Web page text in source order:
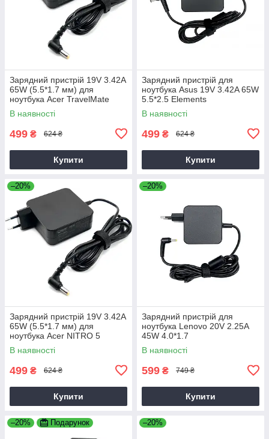
Зарядний пристрій 19V 3.42A
65W (5.5*1.7 мм) для
ноутбука Acer TravelMate
P2510-G2-M
В наявності
499 ₴ 624 ₴
Купити
Зарядний пристрій для
ноутбука Asus 19V 3.42A 65W
5.5*2.5 Elements
В наявності
499 ₴ 624 ₴
Купити
–20%
Зарядний пристрій 19V 3.42A
65W (5.5*1.7 мм) для
ноутбука Acer NITRO 5
AN515-31 65
В наявності
499 ₴ 624 ₴
Купити
–20%
Зарядний пристрій для
ноутбука Lenovo 20V 2.25A
45W 4.0*1.7
В наявності
599 ₴ 749 ₴
Купити
–20% Подарунок –20%